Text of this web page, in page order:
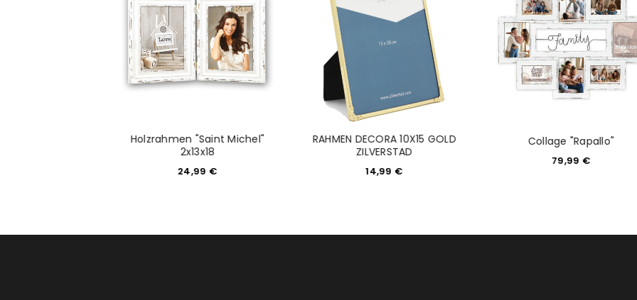
Angemeldet bleiben
ANMELDEN
PASSWORT VERGESSEN?
Please select all the ways
Ich stimme zu
Ja, ich möchte ein
Datenschutzerklärung. *
Holzrahmen "Saint Michel"
2x13x18
24,99 €
RAHMEN DECORA 10X15 GOLD
ZILVERSTAD
14,99 €
Collage "Rapallo"
79,99 €